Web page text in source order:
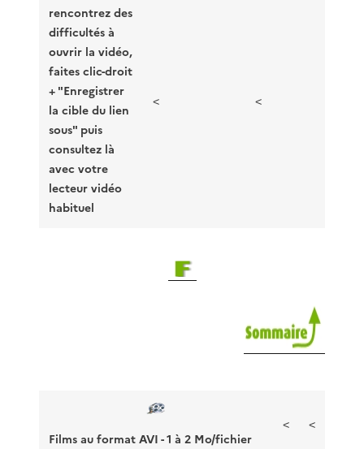
rencontrez des
difficultés à
ouvrir la vidéo,
faites clic-droit
+ "Enregistrer
la cible du lien
sous" puis
consultez là
avec votre
lecteur vidéo
habituel
< <
Films au format AVI - 1 à 2 Mo/fichier
< <